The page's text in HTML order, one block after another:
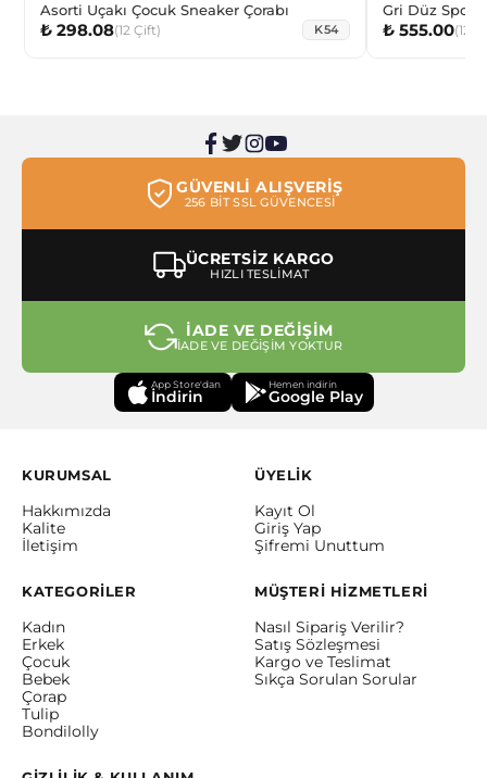
Asorti Uçakı Çocuk Sneaker Çorabı
₺ 298.08(12 Çift) K54
Gri Düz Spor
₺ 555.00(12
GÜVENLİ ALIŞVERİŞ
256 BİT SSL GÜVENCESİ
ÜCRETSİZ KARGO
HIZLI TESLİMAT
İADE VE DEĞİŞİM
İADE VE DEĞİŞİM YOKTUR
App Store'dan
İndirin
Hemen indirin
Google Play
KURUMSAL
Hakkımızda
Kalite
İletişim
ÜYELİK
Kayıt Ol
Giriş Yap
Şifremi Unuttum
KATEGORİLER
Kadın
Erkek
Çocuk
Bebek
Çorap
Tulip
Bondilolly
MÜŞTERİ HİZMETLERİ
Nasıl Sipariş Verilir?
Satış Sözleşmesi
Kargo ve Teslimat
Sıkça Sorulan Sorular